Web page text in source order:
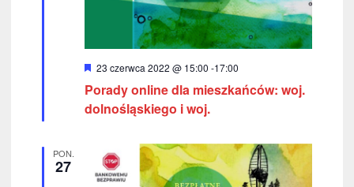
w
i
g
a
j
k
i
a
i
W
r
ó
ż
e
23 czerwca 2022 @ 15:00 -17:00
Porady online dla mieszkańców: woj.
dolnośląskiego i woj.
PON.
27